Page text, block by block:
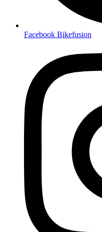
Facebook Bikefusion